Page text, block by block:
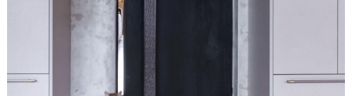
Эмаль
Шпонированные
Стеклянные/зеркальные
Двери-книги